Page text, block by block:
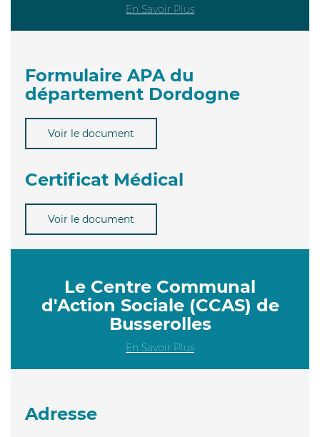
En Savoir Plus
Formulaire APA du
département Dordogne
Voir le document
Certificat Médical
Voir le document
Le Centre Communal
d'Action Sociale (CCAS) de
Busserolles
En Savoir Plus
Adresse